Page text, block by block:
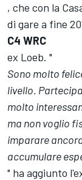
, che con la
di gare a fine
C4 WRC
ex Loeb. "
Sono molto
livello.
molto
ma non voglio
imparare
accumulare
" ha aggiunto